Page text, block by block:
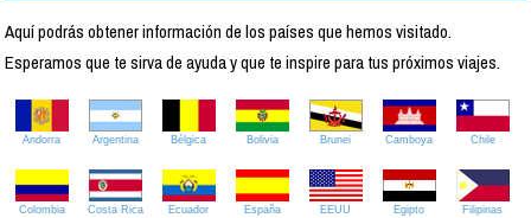
Aquí podrás obtener información de los países que hemos visitado.
Esperamos que te sirva de ayuda y que te inspire para tus próximos viajes.
Andorra Argentina Bélgica Bolivia Brunei Camboya Chile
Colombia Costa Rica Ecuador España EEUU Egipto Filipinas